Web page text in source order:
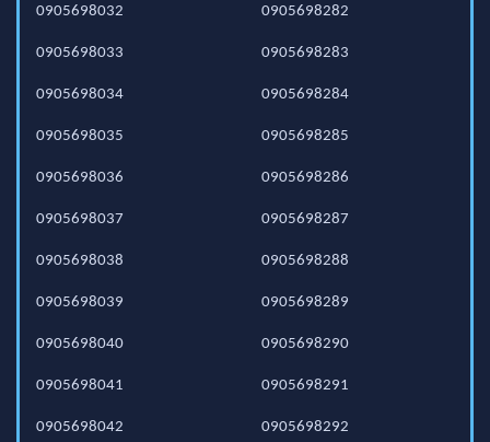
0905698032
0905698033
0905698034
0905698035
0905698036
0905698037
0905698038
0905698039
0905698040
0905698041
0905698042
0905698282
0905698283
0905698284
0905698285
0905698286
0905698287
0905698288
0905698289
0905698290
0905698291
0905698292